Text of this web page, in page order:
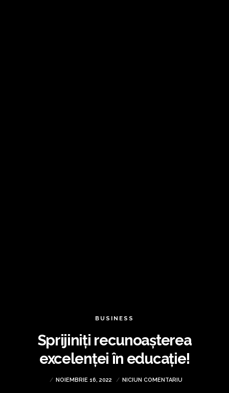
BUSINESS
Sprijiniți recunoașterea
excelenței în educație!
NOIEMBRIE 16, 2022 NICIUN COMENTARIU